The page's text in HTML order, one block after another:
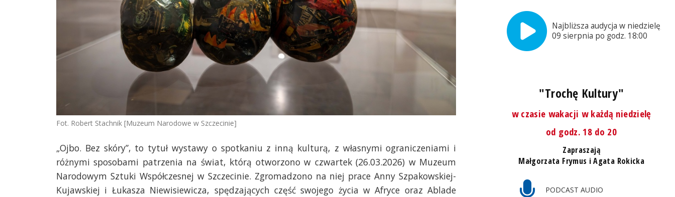
Fot. Robert Stachnik [Muzeum Narodowe w Szczecinie]
„Ojbo. Bez skóry”, to tytuł wystawy o spotkaniu z inną kulturą, z własnymi ograniczeniami i
różnymi sposobami patrzenia na świat, którą otworzono w czwartek (26.03.2026) w Muzeum
Narodowym Sztuki Współczesnej w Szczecinie. Zgromadzono na niej prace Anny Szpakowskiej-
Kujawskiej i Łukasza Niewisiewicza, spędzających część swojego życia w Afryce oraz Ablade
Najbliższa audycja w niedzielę,
09 sierpnia po godz. 18:00
"Trochę Kultury"
w czasie wakacji w każdą niedzielę
od godz. 18 do 20
Zapraszają
Małgorzata Frymus i Agata Rokicka
PODCAST AUDIO